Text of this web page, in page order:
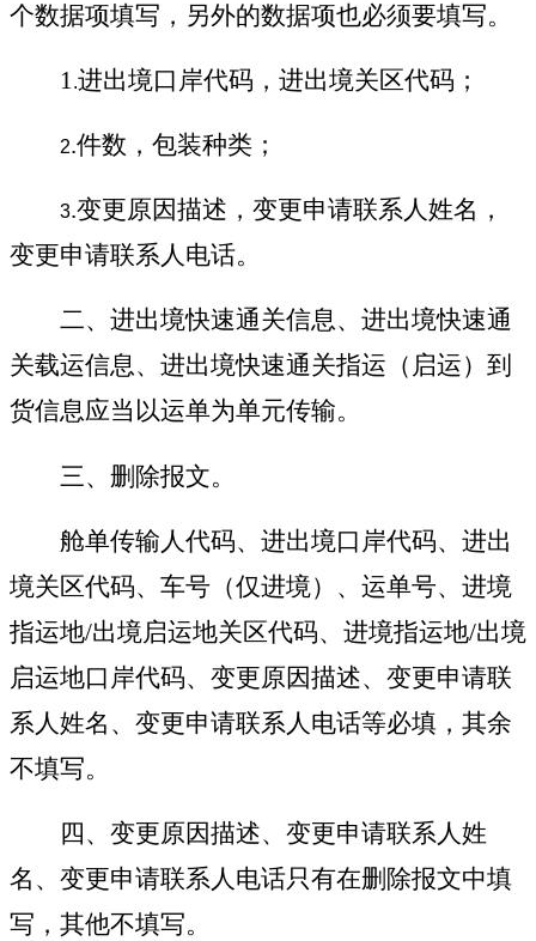
个数据项填写，另外的数据项也必须要填写。
1.进出境口岸代码 ， 进出境关区代码；
2.件数，包装种类；
3.变更原因描述，变更申请联系人姓名，
变更申请联系人电话。
二、进出境快速通关信息、 进出境快速通
关载运信息、 进出境快速通关指运（启运）到
货信息应当以运单为单元传输。
三、删除报文。
舱单传输人代码、进出境口岸代码、进出
境关区代码、车号（仅进境）、运单号、进境
指运地/出境启运地关区代码、进境指运地/出境
启运地口岸代码、变更原因描述、变更申请联
系人姓名、变更申请联系人电话等必填，其余
不填写。
四、变更原因描述、变更申请联系人姓
名、变更申请联系人电话只有在删除报文中填
写，其他不填写。